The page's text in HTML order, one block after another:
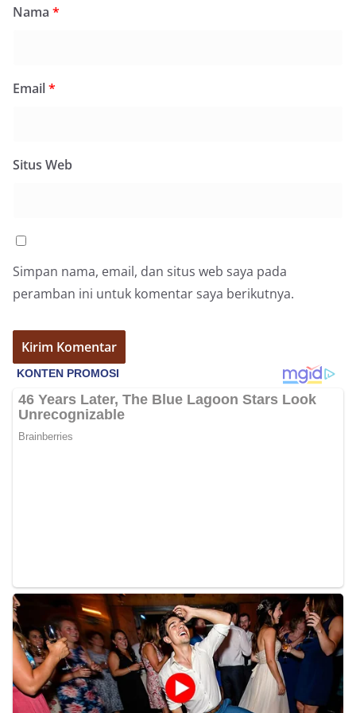
Indonesia.‎‎”Kami mengimbau kepada seluruh
warga agar mulai mempersiapkan dan memasang
berdialog dengan warga.‎‎Ia juga menambahkan
agar warga memperhatikan kondisi bendera yang
akan dikibarkan, memastikan bendera dalam
dikibarkan sebagai simbol kehormatan
negara.‎‎‎Selain menyampaikan imbauan terkait
bendera, kegiatan sambang DDS ini juga
dimanfaatkan sebagai sarana deteksi dini (early
warning) guna mengantisipasi potensi gangguan
keamanan dan ketertiban masyarakat
Melalui interaksi langsung tersebut,
diantisipasi sejak awal sehingga situasi di
Kelurahan Sunggal tetap terjaga aman, tertib,
dan kondusif hingga puncak perayaan HUT
Kemerdekaan RI berlangsung.‎‎Wujud Kedekatan
Polri dengan Masyarakat‎Kegiatan sambang Door
to Door System ini merupakan salah satu bentuk
implementasi program Polri Presisi yang
mengedepankan kehadiran dan kedekatan
Nama *
Email*
Situs Web
Simpan nama, email, dan situs web saya pada
peramban ini untuk komentar saya berikutnya.